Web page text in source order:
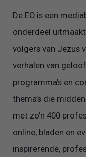
De EO is een
onderdeel
volgers van Jezus
verhalen van
programma’s en
thema’s die
met zo’n 400
online, bladen en
inspirerende,